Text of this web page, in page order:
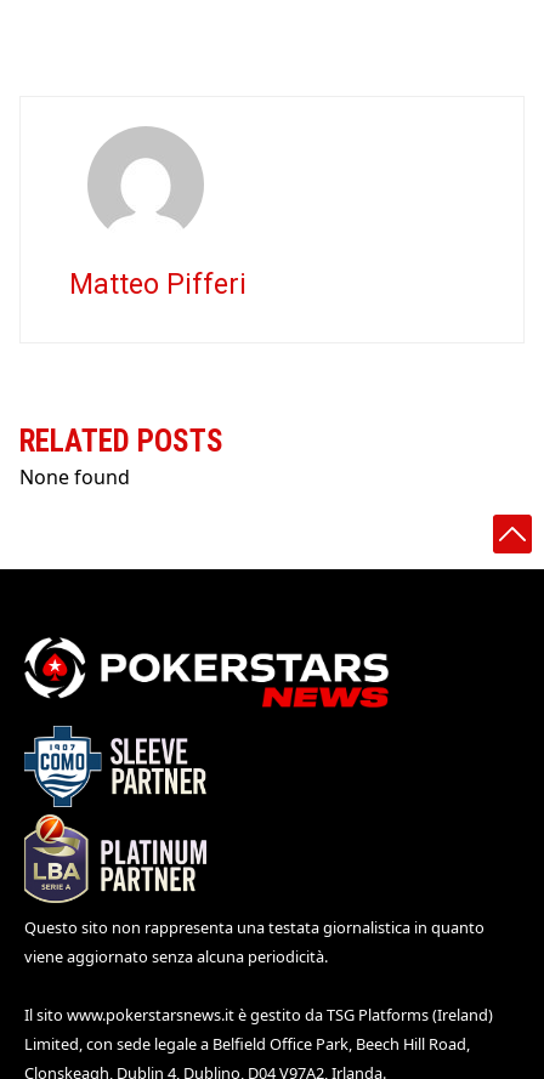
Matteo Pifferi
RELATED POSTS
None found
Questo sito non rappresenta una testata giornalistica in quanto
viene aggiornato senza alcuna periodicità.
Il sito www.pokerstarsnews.itè gestito da TSG Platforms (Ireland)
Limited, con sede legale a Belfield Office Park, Beech Hill Road,
Clonskeagh, Dublin 4, Dublino, D04 V97A2, Irlanda.